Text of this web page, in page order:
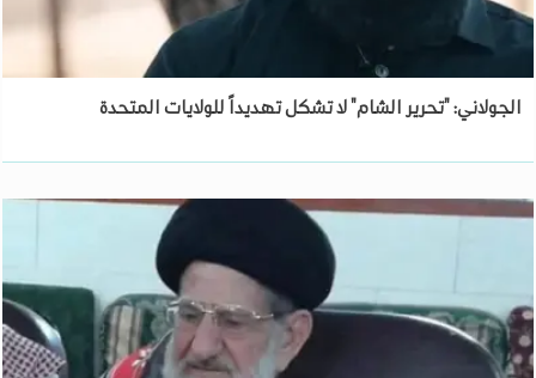
الجولاني: "تحرير الشام" لا تشكل تهديداً للولايات المتحدة